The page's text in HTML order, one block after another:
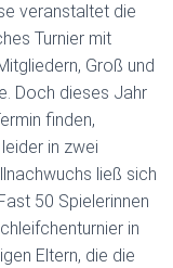
veranstaltet die
Turnier mit
Groß und
Doch dieses Jahr
finden,
in zwei
ließ sich
50 Spielerinnen
in
Eltern, die die